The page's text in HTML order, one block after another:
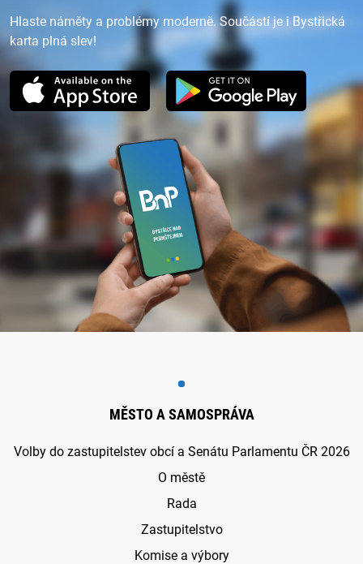
Hlaste náměty a problémy moderně. Součástí je i Bystřická
karta plná slev!
MĚSTO A SAMOSPRÁVA
Volby do zastupitelstev obcí a Senátu Parlamentu ČR 2026
O městě
Rada
Zastupitelstvo
Komise a výbory